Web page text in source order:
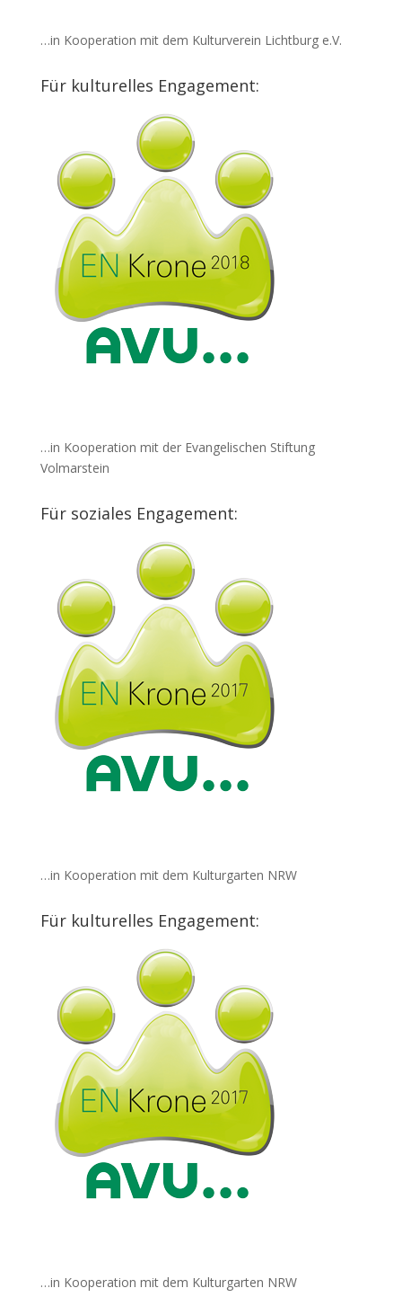
…in Kooperation mit dem Kulturverein Lichtburg e.V.
Für kulturelles Engagement:
…in Kooperation mit der Evangelischen Stiftung
Volmarstein
Für soziales Engagement:
…in Kooperation mit dem Kulturgarten NRW
Für kulturelles Engagement:
…in Kooperation mit dem Kulturgarten NRW